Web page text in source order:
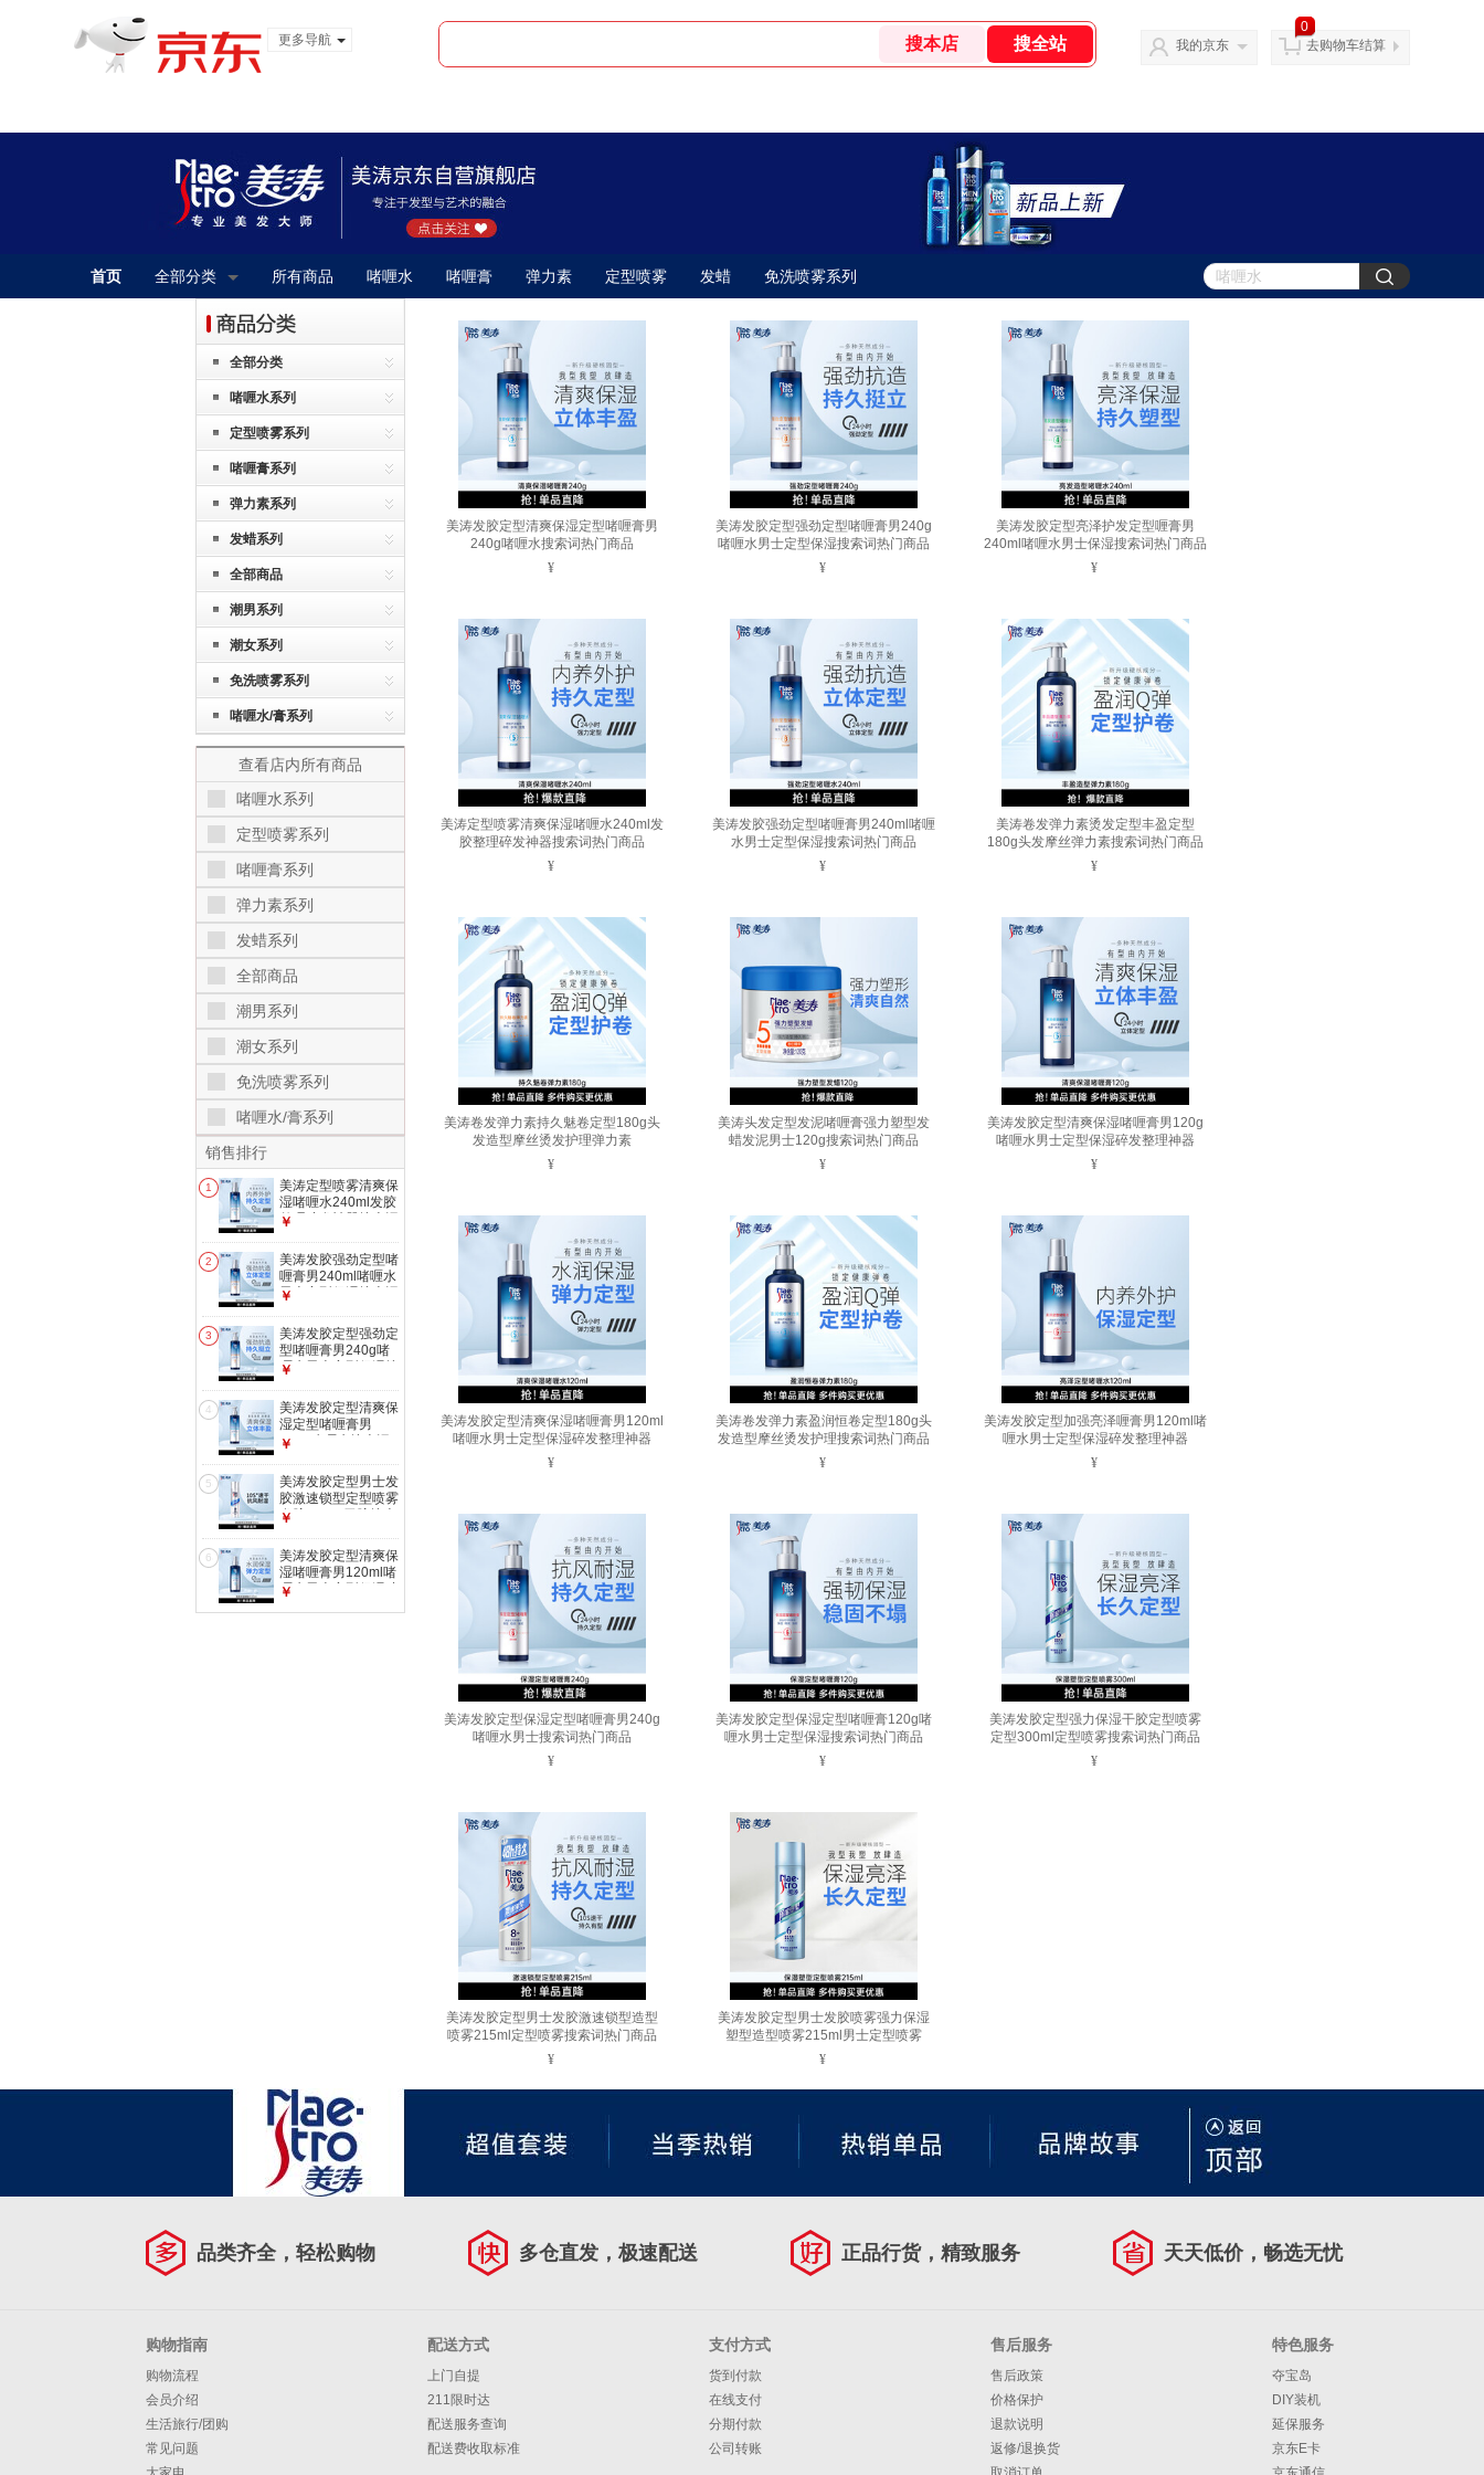
更多导航
我的京东
0
去购物车结算
首页 全部分类 所有商品 啫喱水 啫喱膏 弹力素 定型喷雾 发蜡 免洗喷雾系列
全部分类
啫喱水系列
定型喷雾系列
啫喱膏系列
弹力素系列
发蜡系列
全部商品
潮男系列
潮女系列
免洗喷雾系列
啫喱水/膏系列
查看店内所有商品
啫喱水系列
定型喷雾系列
啫喱膏系列
弹力素系列
发蜡系列
全部商品
潮男系列
潮女系列
免洗喷雾系列
啫喱水/膏系列
销售排行
1
美涛定型喷雾清爽保
湿啫喱水240ml发胶
整理碎发神器搜索词
￥
2
美涛发胶强劲定型啫
喱膏男240ml啫喱水
男士定型保湿搜索词
￥
3
美涛发胶定型强劲定
型啫喱膏男240g啫
喱水男士定型保湿搜
￥
4
美涛发胶定型清爽保
湿定型啫喱膏男
240g啫喱水搜索词
￥
5
美涛发胶定型男士发
胶激速锁型定型喷雾
发胶300ml干胶搜索
￥
6
美涛发胶定型清爽保
湿啫喱膏男120ml啫
喱水男士定型保湿碎
￥
美涛发胶定型清爽保湿定型啫喱膏男
240g啫喱水搜索词热门商品
¥
美涛发胶定型强劲定型啫喱膏男240g
啫喱水男士定型保湿搜索词热门商品
¥
美涛发胶定型亮泽护发定型喱膏男
240ml啫喱水男士保湿搜索词热门商品
¥
美涛定型喷雾清爽保湿啫喱水240ml发
胶整理碎发神器搜索词热门商品
¥
美涛发胶强劲定型啫喱膏男240ml啫喱
水男士定型保湿搜索词热门商品
¥
美涛卷发弹力素烫发定型丰盈定型
180g头发摩丝弹力素搜索词热门商品
¥
美涛卷发弹力素持久魅卷定型180g头
发造型摩丝烫发护理弹力素
¥
美涛头发定型发泥啫喱膏强力塑型发
蜡发泥男士120g搜索词热门商品
¥
美涛发胶定型清爽保湿啫喱膏男120g
啫喱水男士定型保湿碎发整理神器
¥
美涛发胶定型清爽保湿啫喱膏男120ml
啫喱水男士定型保湿碎发整理神器
¥
美涛卷发弹力素盈润恒卷定型180g头
发造型摩丝烫发护理搜索词热门商品
¥
美涛发胶定型加强亮泽喱膏男120ml啫
喱水男士定型保湿碎发整理神器
¥
美涛发胶定型保湿定型啫喱膏男240g
啫喱水男士搜索词热门商品
¥
美涛发胶定型保湿定型啫喱膏120g啫
喱水男士定型保湿搜索词热门商品
¥
美涛发胶定型强力保湿干胶定型喷雾
定型300ml定型喷雾搜索词热门商品
¥
美涛发胶定型男士发胶激速锁型造型
喷雾215ml定型喷雾搜索词热门商品
¥
美涛发胶定型男士发胶喷雾强力保湿
塑型造型喷雾215ml男士定型喷雾
¥
品类齐全，轻松购物 多仓直发，极速配送 正品行货，精致服务 天天低价，畅选无忧
购物指南
购物流程
会员介绍
生活旅行/团购
常见问题
配送方式
上门自提
211限时达
配送服务查询
配送费收取标准
支付方式
货到付款
在线支付
分期付款
公司转账
售后服务
售后政策
价格保护
退款说明
返修/退换货
特色服务
夺宝岛
DIY装机
延保服务
京东E卡